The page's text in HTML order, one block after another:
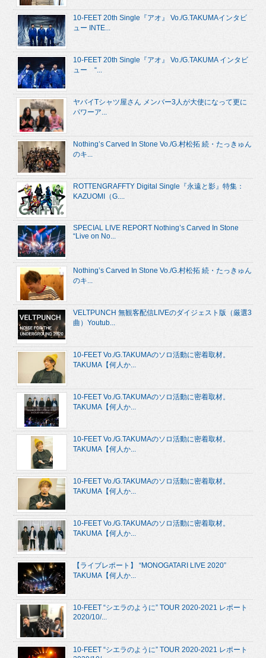
10-FEET 20th Single『アオ』 Vo./G.TAKUMAインタビ
ュー INTE...
10-FEET 20th Single『アオ』 Vo./G.TAKUMA インタビ
ュー “...
ヤバイTシャツ屋さん メンバー3人が大使になって更に
パワーア...
Nothing’s Carved In Stone Vo./G.村松拓 続・たっきゅん
のキ...
ROTTENGRAFFTY Digital Single『永遠と影』特集：
KAZUOMI（G....
SPECIAL LIVE REPORT Nothing’s Carved In Stone
“Live on No...
Nothing’s Carved In Stone Vo./G.村松拓 続・たっきゅん
のキ...
VELTPUNCH 無観客配信LIVEのダイジェスト版（厳選3
曲）Youtub...
10-FEET Vo./G.TAKUMAのソロ活動に密着取材。
TAKUMA【何人か...
10-FEET Vo./G.TAKUMAのソロ活動に密着取材。
TAKUMA【何人か...
10-FEET Vo./G.TAKUMAのソロ活動に密着取材。
TAKUMA【何人か...
10-FEET Vo./G.TAKUMAのソロ活動に密着取材。
TAKUMA【何人か...
10-FEET Vo./G.TAKUMAのソロ活動に密着取材。
TAKUMA【何人か...
【ライブレポート】 “MONOGATARI LIVE 2020”
TAKUMA【何人か...
10-FEET “シエラのように” TOUR 2020-2021 レポート
2020/10/...
10-FEET “シエラのように” TOUR 2020-2021 レポート